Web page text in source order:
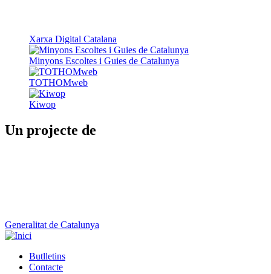
Kiwop
Un projecte de
Avís legal
Política de cookies
Mapa web
Declaració d'accessibilitat